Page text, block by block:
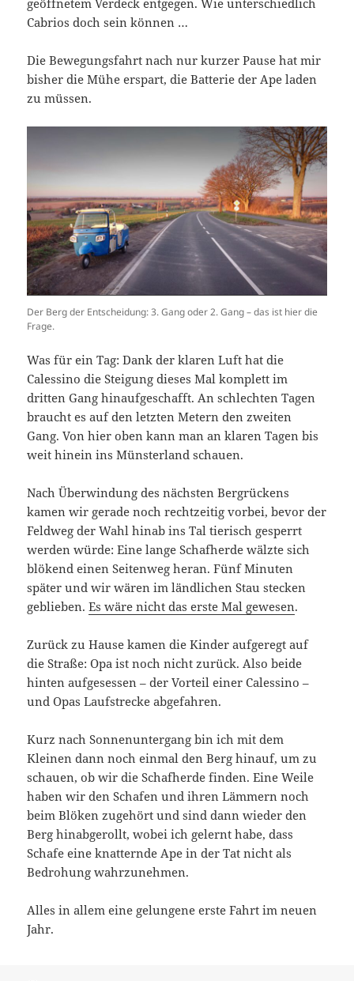
Cabrios doch sein können …
Die Bewegungsfahrt nach nur kurzer Pause hat mir
bisher die Mühe erspart, die Batterie der Ape laden
zu müssen.
Der Berg der Entscheidung: 3. Gang oder 2. Gang – das ist hier die
Frage.
Was für ein Tag: Dank der klaren Luft hat die
Calessino die Steigung dieses Mal komplett im
dritten Gang hinaufgeschafft. An schlechten Tagen
braucht es auf den letzten Metern den zweiten
Gang. Von hier oben kann man an klaren Tagen bis
weit hinein ins Münsterland schauen.
Nach Überwindung des nächsten Bergrückens
kamen wir gerade noch rechtzeitig vorbei, bevor der
Feldweg der Wahl hinab ins Tal tierisch gesperrt
werden würde: Eine lange Schafherde wälzte sich
blökend einen Seitenweg heran. Fünf Minuten
später und wir wären im ländlichen Stau stecken
geblieben.Es wäre nicht das erste Mal gewesen.
Zurück zu Hause kamen die Kinder aufgeregt auf
die Straße: Opa ist noch nicht zurück. Also beide
hinten aufgesessen – der Vorteil einer Calessino –
und Opas Laufstrecke abgefahren.
Kurz nach Sonnenuntergang bin ich mit dem
Kleinen dann noch einmal den Berg hinauf, um zu
schauen, ob wir die Schafherde finden. Eine Weile
haben wir den Schafen und ihren Lämmern noch
beim Blöken zugehört und sind dann wieder den
Berg hinabgerollt, wobei ich gelernt habe, dass
Schafe eine knatternde Ape in der Tat nicht als
Bedrohung wahrzunehmen.
Alles in allem eine gelungene erste Fahrt im neuen
Jahr.